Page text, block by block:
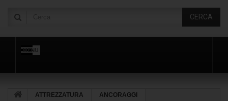
CERCA
MENU
ATTREZZATURA
ANCORAGGI